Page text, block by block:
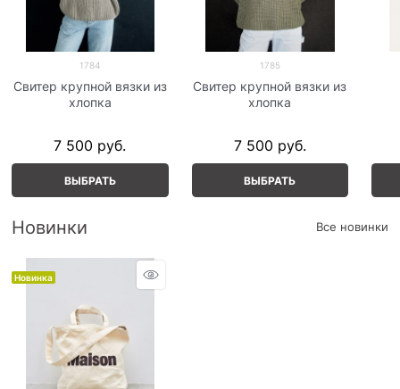
1784
Свитер крупной вязки из
хлопка
7 500 руб.
ВЫБРАТЬ
1785
Свитер крупной вязки из
хлопка
7 500 руб.
ВЫБРАТЬ
Новинки Все новинки
Новинка